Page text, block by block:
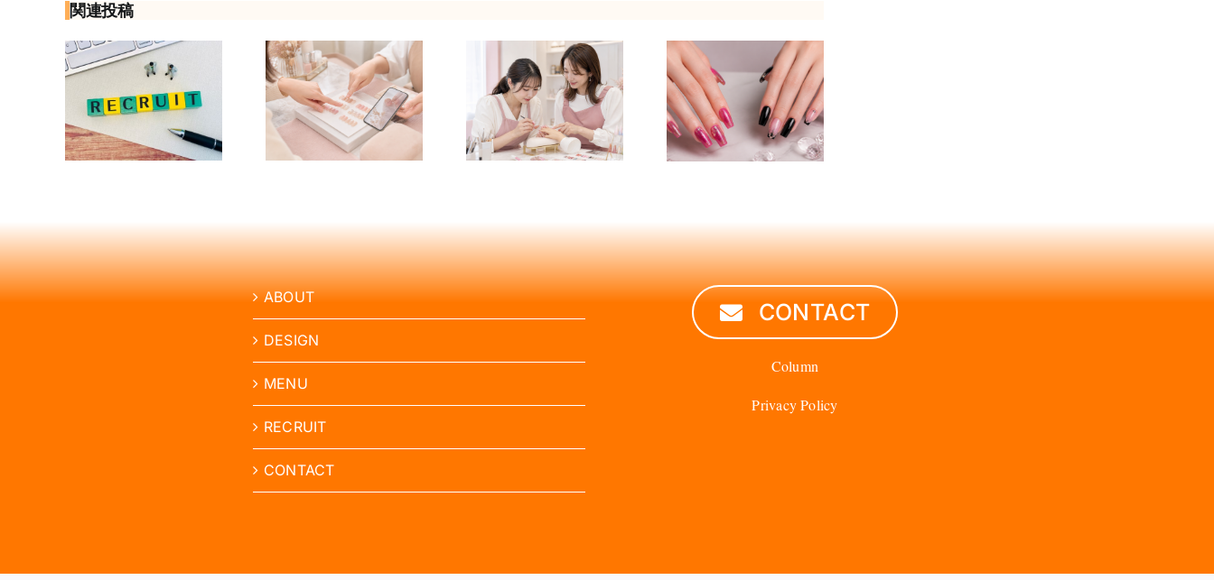
関連投稿
初めてのネイ
ルサロンで何
も決まってな
くても大丈
夫？予約から
ネイリストへ
の転職は何歳
まで？年齢が
不安な人の応
募前チェック7
アシンメトリ
ーネイルと
は？左右違う
デザインをお
しゃれにまと
ABOUT
DESIGN
MENU
RECRUIT
CONTACT
CONTACT
Column
Privacy Policy